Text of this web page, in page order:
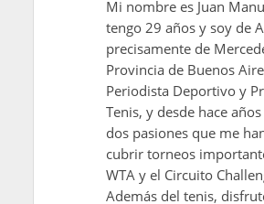
Mi nombre es Juan
tengo 29 años y soy de
precisamente de
Provincia de Buenos
Periodista Deportivo y
Tenis, y desde hace
dos pasiones que me
cubrir torneos
WTA y el Circuito
Además del tenis,